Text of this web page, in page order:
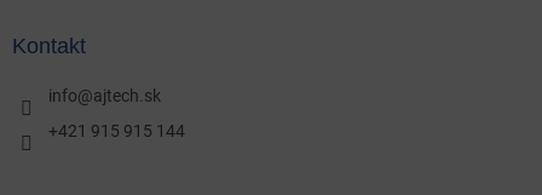
Kontakt
info@ajtech.sk
+421 915 915 144